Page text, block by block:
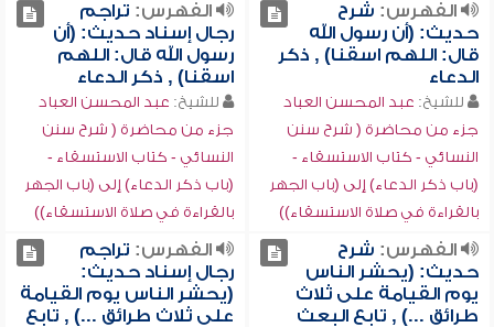
الفهرس: شرح
حديث: (أن رسول الله
قال: اللهم اسقنا) , ذكر
الدعاء
للشيخ: عبد المحسن العباد
جزء من محاضرة ( شرح سنن
النسائي - كتاب الاستسقاء -
(باب ذكر الدعاء) إلى (باب الجهر
بالقراءة في صلاة الاستسقاء))
الفهرس: تراجم
رجال إسناد حديث: (أن
رسول الله قال: اللهم
اسقنا) , ذكر الدعاء
للشيخ: عبد المحسن العباد
جزء من محاضرة ( شرح سنن
النسائي - كتاب الاستسقاء -
(باب ذكر الدعاء) إلى (باب الجهر
بالقراءة في صلاة الاستسقاء))
الفهرس: شرح
حديث: (يحشر الناس
يوم القيامة على ثلاث
طرائق ...) , تابع البعث
الفهرس: تراجم
رجال إسناد حديث:
(يحشر الناس يوم القيامة
على ثلاث طرائق ...) , تابع